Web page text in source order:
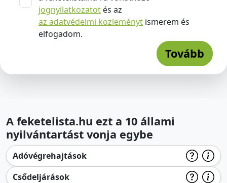
jognyilatkozatot és az
az adatvédelmi közleményt ismerem és
elfogadom.
Tovább
A feketelista.hu ezt a 10 állami
nyilvántartást vonja egybe
Adóvégrehajtások
Csődeljárások